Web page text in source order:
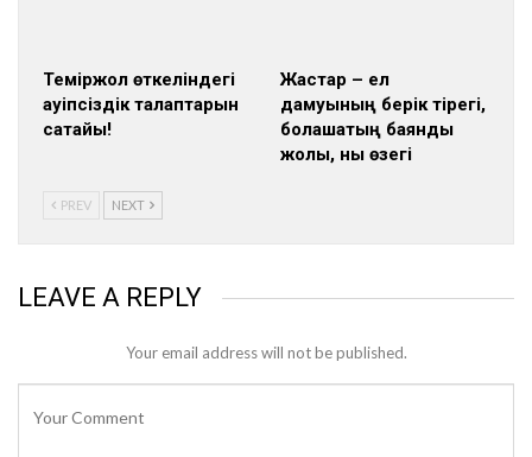
Теміржол өткеліндегі
қауіпсіздік талаптарын
сақтайық!
Жастар – ел
дамуының берік тірегі,
болашақтың баянды
жолы, нық өзегі
PREV NEXT
LEAVE A REPLY
Your email address will not be published.